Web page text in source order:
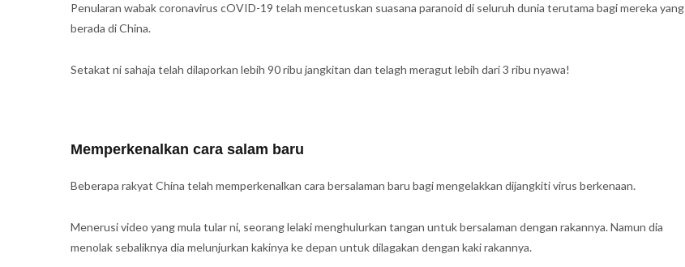
Penularan wabak coronavirus cOVID-19 telah mencetuskan suasana paranoid di seluruh dunia terutama bagi mereka yang
berada di China.
Setakat ni sahaja telah dilaporkan lebih 90 ribu jangkitan dan telagh meragut lebih dari 3 ribu nyawa!
Memperkenalkan cara salam baru
Beberapa rakyat China telah memperkenalkan cara bersalaman baru bagi mengelakkan dijangkiti virus berkenaan.
Menerusi video yang mula tular ni, seorang lelaki menghulurkan tangan untuk bersalaman dengan rakannya. Namun dia
menolak sebaliknya dia melunjurkan kakinya ke depan untuk dilagakan dengan kaki rakannya.